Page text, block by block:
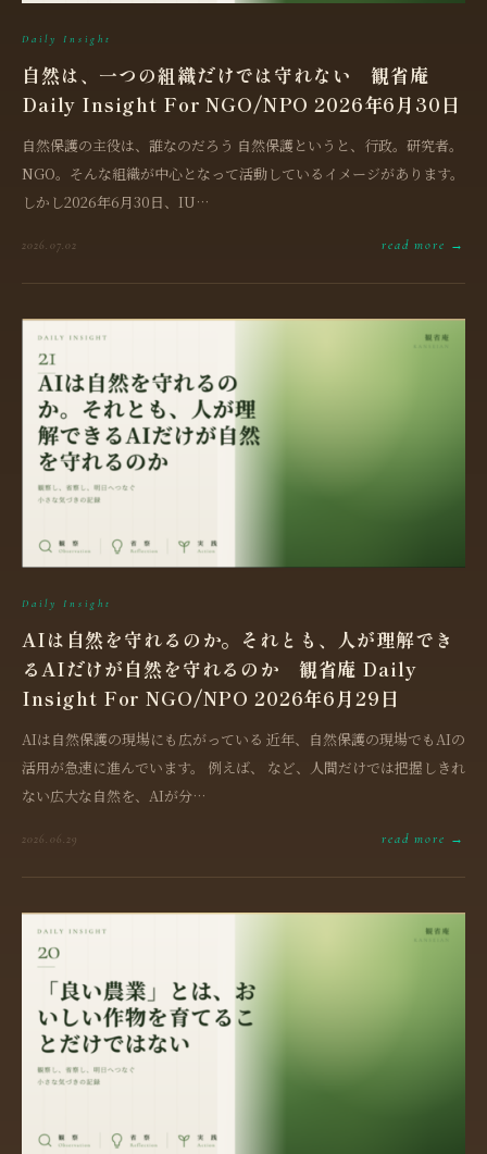
Daily Insight
自然は、一つの組織だけでは守れない 観省庵
Daily Insight For NGO/NPO 2026年6月30日
自然保護の主役は、誰なのだろう 自然保護というと、行政。研究者。
NGO。そんな組織が中心となって活動しているイメージがあります。
しかし2026年6月30日、IU…
2026.07.02 read more →
Daily Insight
AIは自然を守れるのか。それとも、人が理解でき
るAIだけが自然を守れるのか 観省庵 Daily
Insight For NGO/NPO 2026年6月29日
AIは自然保護の現場にも広がっている 近年、自然保護の現場でもAIの
活用が急速に進んでいます。 例えば、 など、人間だけでは把握しきれ
ない広大な自然を、AIが分…
2026.06.29 read more →